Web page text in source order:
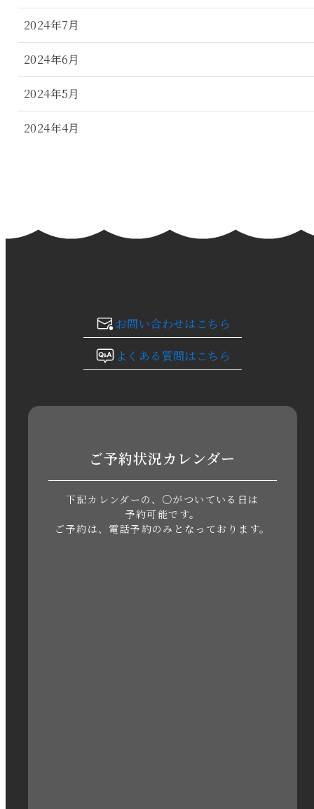
2024年7月
2024年6月
2024年5月
2024年4月
2024年1月
2023年10月
2023年8月
2023年5月
お問い合わせはこちら
よくある質問はこちら
ご予約状況カレンダー
下記カレンダーの、○がついている日は
予約可能です。
ご予約は、電話予約のみとなっております。